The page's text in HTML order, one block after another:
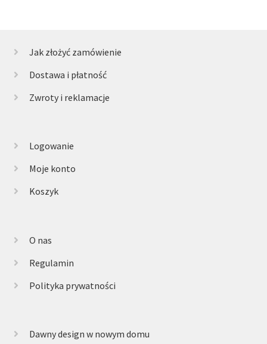
Jak złożyć zamówienie
Dostawa i płatność
Zwroty i reklamacje
Logowanie
Moje konto
Koszyk
O nas
Regulamin
Polityka prywatności
Dawny design w nowym domu